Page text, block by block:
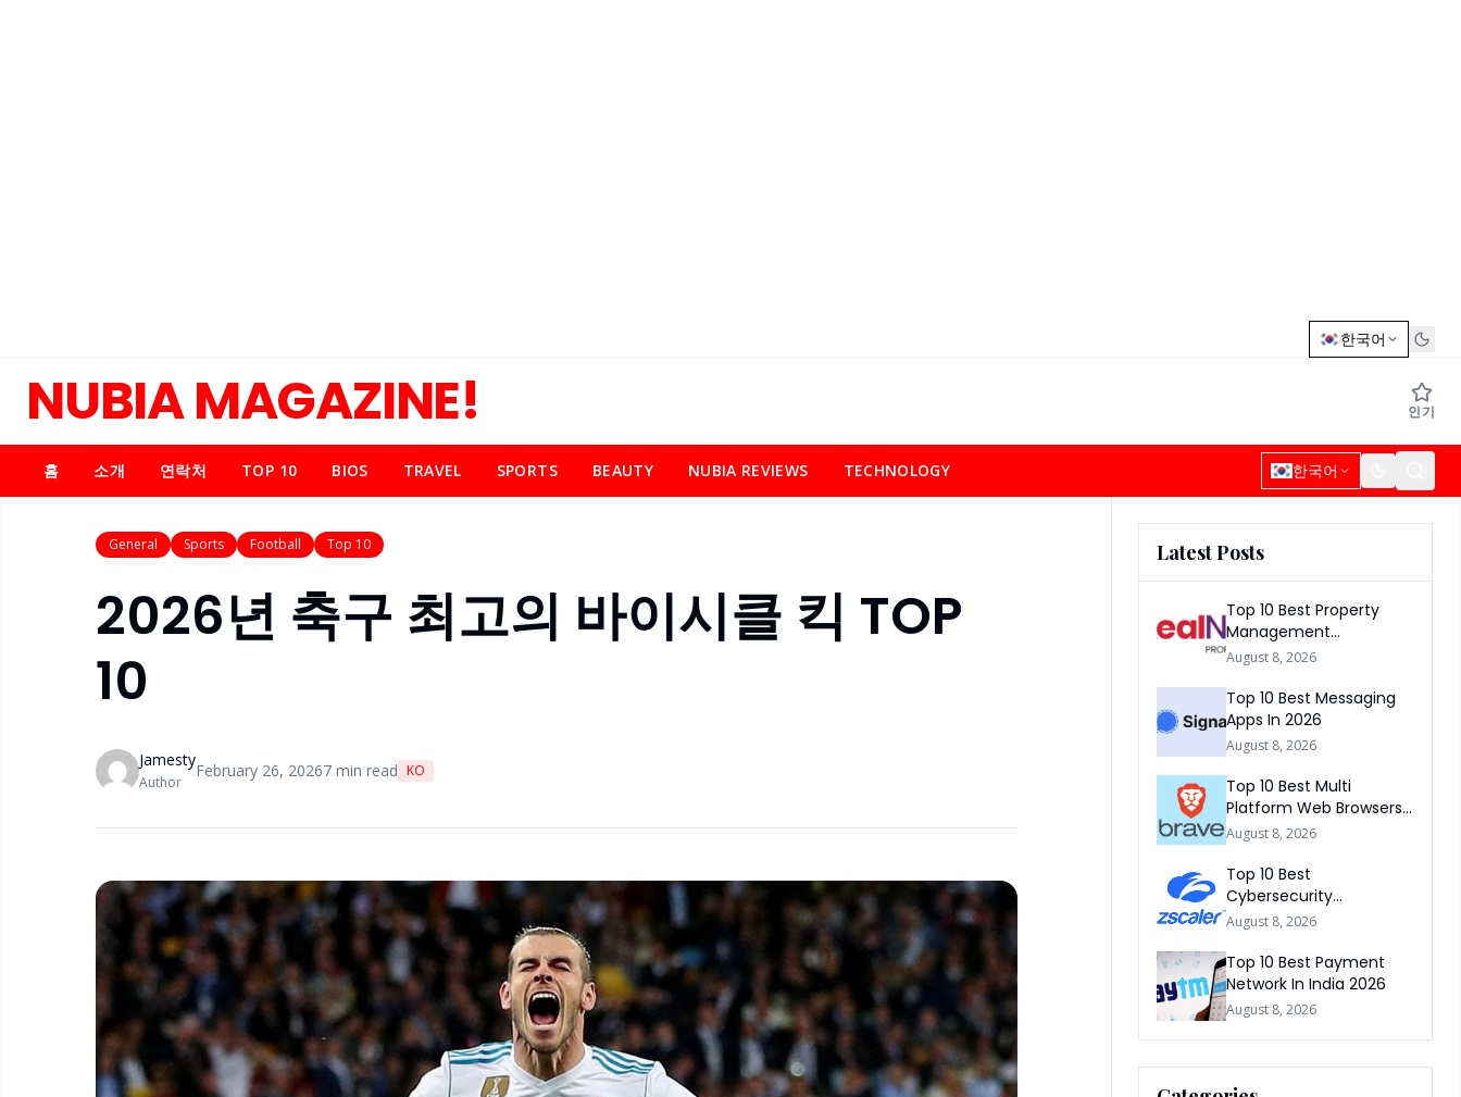
한국어
NUBIA MAGAZINE! 인기
홈 소개 연락처 TOP 10 BIOS TRAVEL SPORTS BEAUTY NUBIA REVIEWS TECHNOLOGY 한국어
General Sports Football Top 10
2026년 축구 최고의 바이시클 킥 TOP
10
Jamesty
Author
February 26, 20267 min read KO
Latest Posts
Top 10 Best Property
Management
Companies In South
August 8, 2026
Top 10 Best Messaging
Apps In 2026
August 8, 2026
Top 10 Best Multi
Platform Web Browsers
In The world 2026
August 8, 2026
Top 10 Best
Cybersecurity
Companies In America
August 8, 2026
Top 10 Best Payment
Network In India 2026
August 8, 2026